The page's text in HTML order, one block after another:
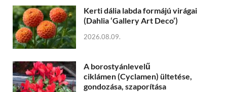
Kerti dália labda formájú virágai
(Dahlia ‘Gallery Art Deco’)
2026.08.09.
A borostyánlevelű
ciklámen (Cyclamen) ültetése,
gondozása, szaporítása